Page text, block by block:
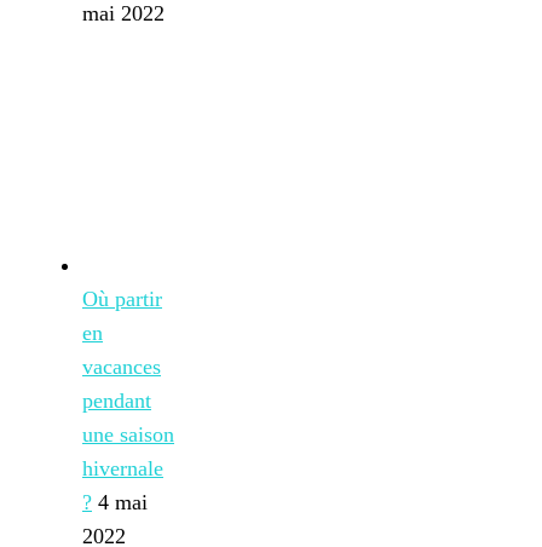
mai 2022
Où partir
en
vacances
pendant
une saison
hivernale
? 4 mai
2022